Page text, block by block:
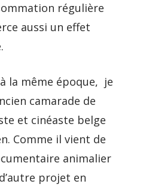
régulière
aussi un effet
la même époque, je
camarade de
et cinéaste belge
Comme il vient de
animalier
projet en